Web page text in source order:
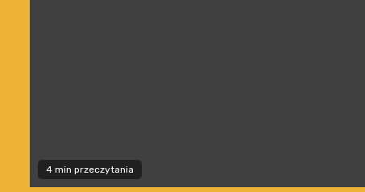
4 min przeczytania